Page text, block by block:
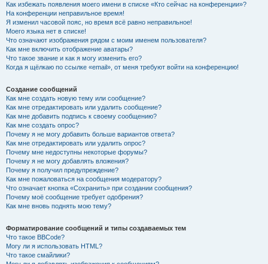
Как избежать появления моего имени в списке «Кто сейчас на конференции»?
На конференции неправильное время!
Я изменил часовой пояс, но время всё равно неправильное!
Моего языка нет в списке!
Что означают изображения рядом с моим именем пользователя?
Как мне включить отображение аватары?
Что такое звание и как я могу изменить его?
Когда я щёлкаю по ссылке «email», от меня требуют войти на конференцию!
Создание сообщений
Как мне создать новую тему или сообщение?
Как мне отредактировать или удалить сообщение?
Как мне добавить подпись к своему сообщению?
Как мне создать опрос?
Почему я не могу добавить больше вариантов ответа?
Как мне отредактировать или удалить опрос?
Почему мне недоступны некоторые форумы?
Почему я не могу добавлять вложения?
Почему я получил предупреждение?
Как мне пожаловаться на сообщения модератору?
Что означает кнопка «Сохранить» при создании сообщения?
Почему моё сообщение требует одобрения?
Как мне вновь поднять мою тему?
Форматирование сообщений и типы создаваемых тем
Что такое BBCode?
Могу ли я использовать HTML?
Что такое смайлики?